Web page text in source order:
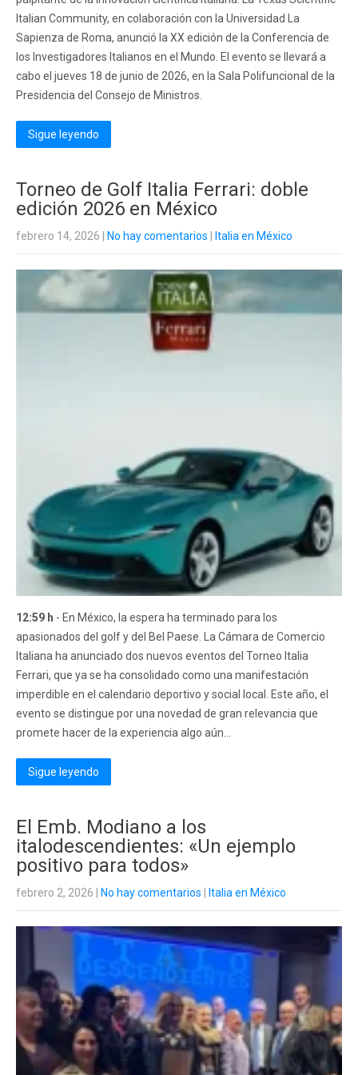
Italian Community, en colaboración con la Universidad La
Sapienza de Roma, anunció la XX edición de la Conferencia de
los Investigadores Italianos en el Mundo. El evento se llevará a
cabo el jueves 18 de junio de 2026, en la Sala Polifuncional de la
Presidencia del Consejo de Ministros.
Sigue leyendo
Torneo de Golf Italia Ferrari: doble
edición 2026 en México
febrero 14, 2026 No hay comentarios Italia en México
12:59 h - En México, la espera ha terminado para los
apasionados del golf y del Bel Paese. La Cámara de Comercio
Italiana ha anunciado dos nuevos eventos del Torneo Italia
Ferrari, que ya se ha consolidado como una manifestación
imperdible en el calendario deportivo y social local. Este año, el
evento se distingue por una novedad de gran relevancia que
promete hacer de la experiencia algo aún...
Sigue leyendo
El Emb. Modiano a los
italodescendientes: «Un ejemplo
positivo para todos»
febrero 2, 2026 No hay comentarios Italia en México